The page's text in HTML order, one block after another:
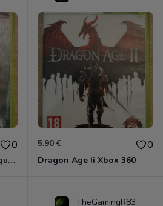
0
Harry Potter Et Les Reliques De La Mort - 1ère Partie Xbox 360
5.90 € 0
Dragon Age Ii Xbox 360
TheGamingR83